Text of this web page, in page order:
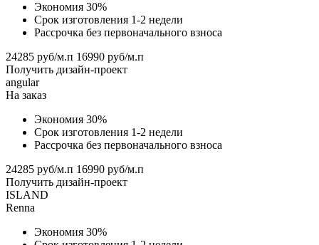
Экономия 30%
Срок изготовления 1-2 недели
Рассрочка без первоначального взноса
24285 руб/м.п 16990 руб/м.п
Получить дизайн-проект
angular
На заказ
Экономия 30%
Срок изготовления 1-2 недели
Рассрочка без первоначального взноса
24285 руб/м.п 16990 руб/м.п
Получить дизайн-проект
ISLAND
Renna
Экономия 30%